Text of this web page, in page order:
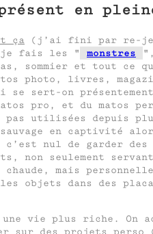
en
ça (j’ai fini par re-
je fais les
monstres
sommier et tout ce
photo, livres,
sert-on
pro, et du matos
pas utilisées depuis
en captivité
nul de garder
non seulement
chaude, mais
objets dans des
vie plus riche. On